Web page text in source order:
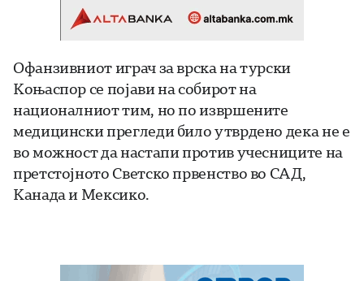
Офанзивниот играч за врска на турски
Коњаспор се појави на собирот на
националниот тим, но по извршените
медицински прегледи било утврдено дека не е
во можност да настапи против учесниците на
претстојното Светско првенство во САД,
Канада и Мексико.